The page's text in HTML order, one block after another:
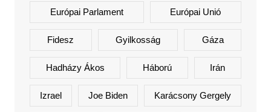
Európai Parlament Európai Unió
Fidesz Gyilkosság Gáza
Hadházy Ákos Háború Irán
Izrael Joe Biden Karácsony Gergely